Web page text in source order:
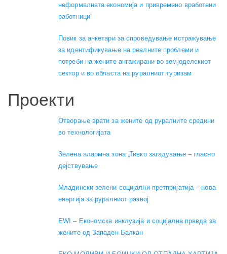
неформалната економија и привремено вработени
работници”
Повик за анкетари за спроведување истражување
за идентификување на реалните проблеми и
потреби на жените ангажирани во земјоделскиот
сектор и во областа на руралниот туризам
Проекти
Отворање врати за жените од руралните средини
во технологијата
Зелена алармна зона „Тивко загадување – гласно
дејствување
Младински зелени социјални претпријатија – нова
енергија за руралниот развој
EWI – Економска инклузија и социјална правда за
жените од Западен Балкан